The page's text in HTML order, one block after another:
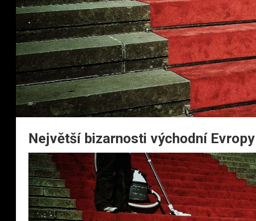
Největší bizarnosti východní Evropy